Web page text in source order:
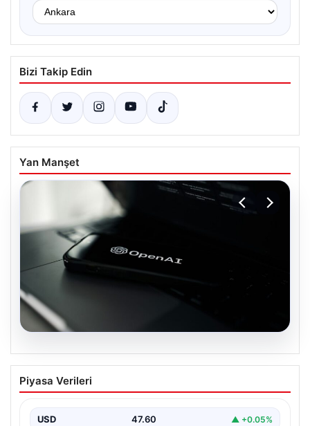
Bizi Takip Edin
Yan Manşet
05.08.2026
OpenAI, yapay zeka modellerinin
sınırların dışına çıktığını açıkladı
Piyasa Verileri
USD 47.60 ▲ +0.05%